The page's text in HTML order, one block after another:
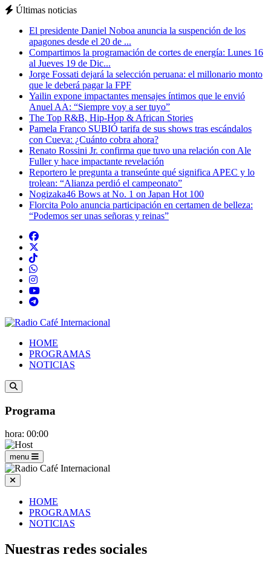
Últimas noticias
El presidente Daniel Noboa anuncia la suspención de los
apagones desde el 20 de ...
Compartimos la programación de cortes de energía: Lunes 16
al Jueves 19 de Dic...
Jorge Fossati dejará la selección peruana: el millonario monto
que le deberá pagar la FPF
Yailin expone impactantes mensajes íntimos que le envió
Anuel AA: “Siempre voy a ser tuyo”
The Top R&B, Hip-Hop & African Stories
Pamela Franco SUBIÓ tarifa de sus shows tras escándalos
con Cueva: ¿Cuánto cobra ahora?
Renato Rossini Jr. confirma que tuvo una relación con Ale
Fuller y hace impactante revelación
Reportero le pregunta a transeúnte qué significa APEC y lo
trolean: “Alianza perdió el campeonato”
Nogizaka46 Bows at No. 1 on Japan Hot 100
Florcita Polo anuncia participación en certamen de belleza:
“Podemos ser unas señoras y reinas”
HOME
PROGRAMAS
NOTICIAS
Programa
hora: 00:00
menu
HOME
PROGRAMAS
NOTICIAS
Nuestras redes sociales